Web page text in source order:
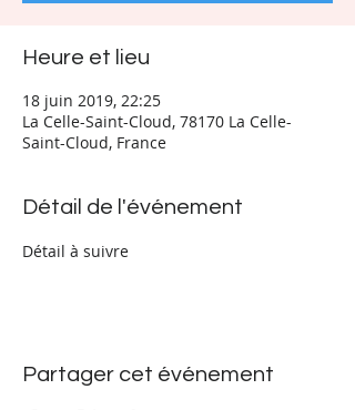
Heure et lieu
18 juin 2019, 22:25
La Celle-Saint-Cloud, 78170 La Celle-
Saint-Cloud, France
Détail de l'événement
Détail à suivre
Partager cet événement